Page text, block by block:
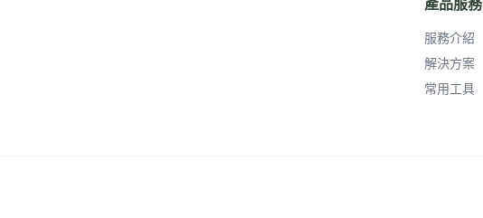
產品服務
服務介紹
解決方案
常用工具